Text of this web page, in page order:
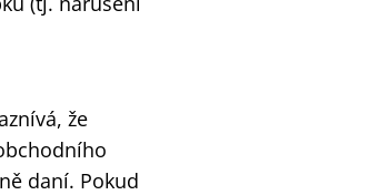
že
daní. Pokud